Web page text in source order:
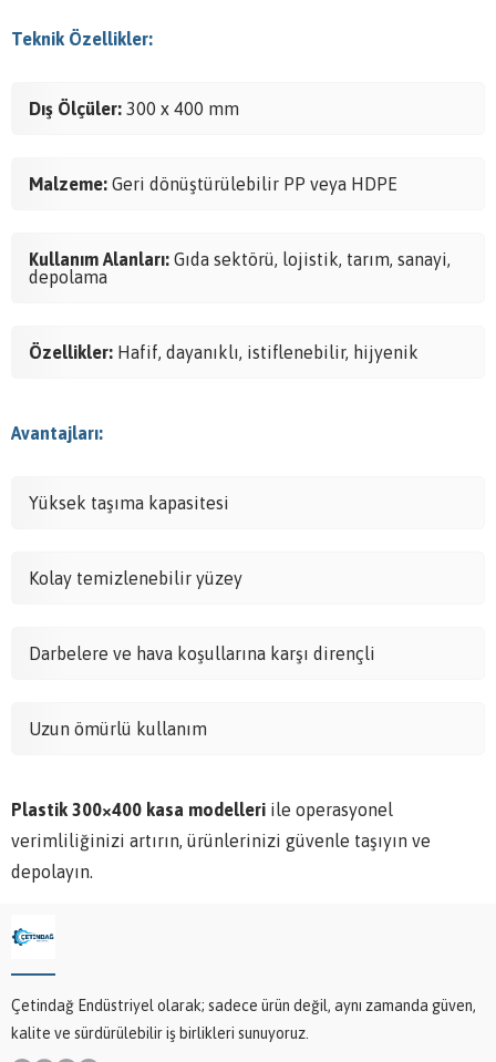
Teknik Özellikler:
Dış Ölçüler: 300 x 400 mm
Malzeme: Geri dönüştürülebilir PP veya HDPE
Kullanım Alanları: Gıda sektörü, lojistik, tarım, sanayi,
depolama
Özellikler: Hafif, dayanıklı, istiflenebilir, hijyenik
Avantajları:
Yüksek taşıma kapasitesi
Kolay temizlenebilir yüzey
Darbelere ve hava koşullarına karşı dirençli
Uzun ömürlü kullanım
Plastik 300×400 kasa modelleri ile operasyonel
verimliliğinizi artırın, ürünlerinizi güvenle taşıyın ve
depolayın.
Çetindağ Endüstriyel olarak; sadece ürün değil, aynı zamanda güven,
kalite ve sürdürülebilir iş birlikleri sunuyoruz.